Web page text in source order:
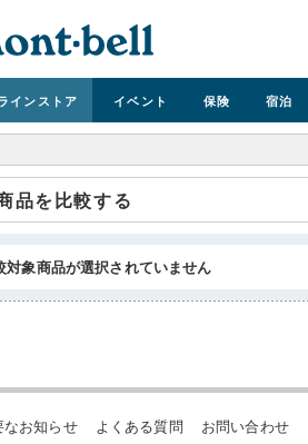
インストア イベント 保険 宿泊
品を比較する
対象商品が選択されていません
なお知らせ よくある質問 お問い合わせ